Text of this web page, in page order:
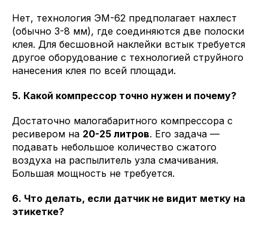
Нет, технология ЭМ-62 предполагает нахлест
(обычно 3-8 мм), где соединяются две полоски
клея. Для бесшовной наклейки встык требуется
другое оборудование с технологией струйного
нанесения клея по всей площади.
5. Какой компрессор точно нужен и почему?
Достаточно малогабаритного компрессора с
ресивером на 20-25 литров. Его задача —
подавать небольшое количество сжатого
воздуха на распылитель узла смачивания.
Большая мощность не требуется.
6. Что делать, если датчик не видит метку на
этикетке?